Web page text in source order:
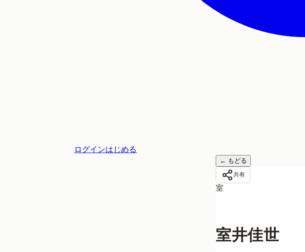
ログインはじめる
← もどる
共有
室
室井佳世